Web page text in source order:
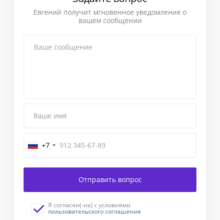
Евгений получит мгновенное уведомление о
вашем сообщении
Ваше имя
+7
Завершение
Введите
подтверждения,
Отправить вопрос
Я согласен(-на) с условиями
пользовательского соглашения